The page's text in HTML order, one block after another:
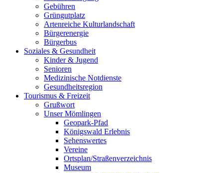
Gebühren
Grüngutplatz
Artenreiche Kulturlandschaft
Bürgerenergie
Bürgerbus
Soziales & Gesundheit
Kinder & Jugend
Senioren
Medizinische Notdienste
Gesundheitsregion
Tourismus & Freizeit
Grußwort
Unser Mömlingen
Geopark-Pfad
Königswald Erlebnis
Sehenswertes
Vereine
Ortsplan/Straßenverzeichnis
Museum